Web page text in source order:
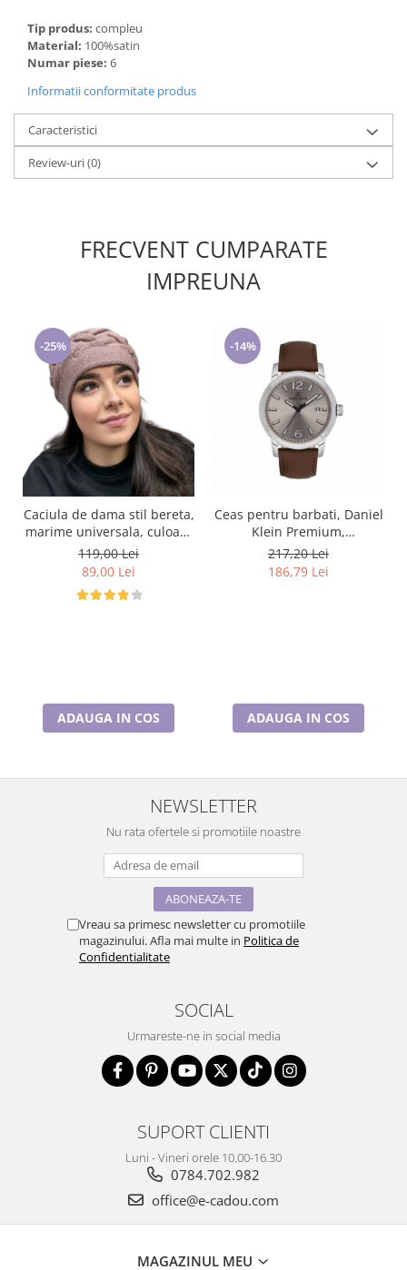
Tip produs: compleu
Material: 100%satin
Numar piese: 6
Informatii conformitate produs
Caracteristici
Review-uri(0)
FRECVENT CUMPARATE
IMPREUNA
-25%
Caciula de dama stil bereta,
marime universala, culoare
roz, BELLA
119,00 Lei
89,00 Lei
ADAUGA IN COS
-14%
Ceas pentru barbati, Daniel
Klein Premium,
DK.1.13798.2
217,20 Lei
186,79 Lei
ADAUGA IN COS
NEWSLETTER
Nu rata ofertele si promotiile noastre
Vreau sa primesc newsletter cu promotiile
magazinului. Afla mai multe in Politica de
Confidentialitate
SOCIAL
Urmareste-ne in social media
SUPORT CLIENTI
Luni - Vineri orele 10.00-16.30
0784.702.982
office@e-cadou.com
MAGAZINUL MEU